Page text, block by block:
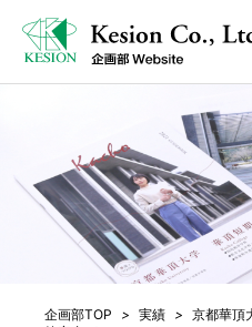
企画部TOP > 実績 > 京都華頂